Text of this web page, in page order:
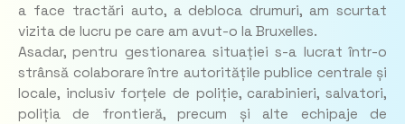
a face tractări auto, a debloca drumuri, am scurtat
vizita de lucru pe care am avut-o la Bruxelles.
Asadar, pentru gestionarea situației s-a lucrat într-o
strânsă colaborare între autoritățile publice centrale și
locale, inclusiv forțele de poliție, carabinieri, salvatori,
poliția de frontieră, precum și alte echipaje de